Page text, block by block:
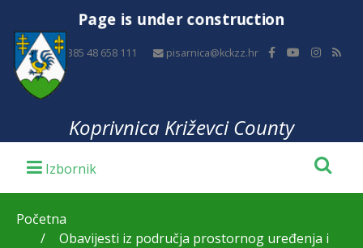
Page is under construction
+385 48 658 111 pisarnica@kckzz.hr
Koprivnica Križevci County
Početna
Obavijesti iz područja prostornog uređenja i